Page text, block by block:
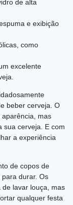
de alta
e exibição
como
excelente
beber cerveja. O
mas
sua cerveja. E com
a experiência
de copos de
durar. Os
lavar louça, mas
qualquer festa